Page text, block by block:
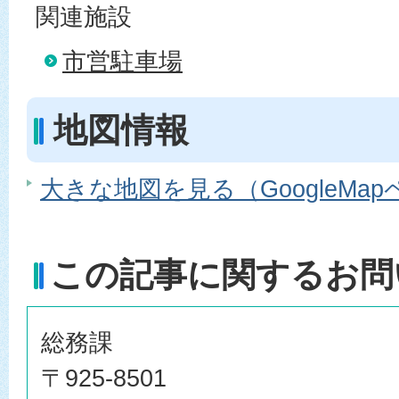
関連施設
市営駐車場
地図情報
大きな地図を見る（GoogleMap
この記事に関するお
総務課
〒925-8501